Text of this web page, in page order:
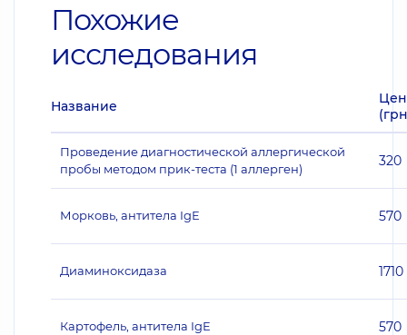
Похожие
исследования
Название
Проведение диагностической аллергической
пробы методом прик-теста (1 аллерген)
320
Морковь, антитела IgE 570
Диаминоксидаза 1710
Картофель, антитела IgE 570